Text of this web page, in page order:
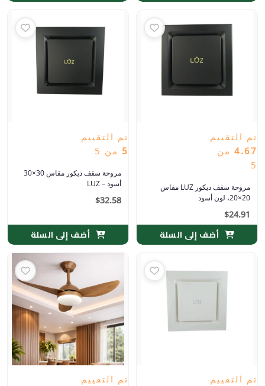
تم التقييم
4.67 من
5
مروحة سقف ديكور LUZ مقاس
20×20، لون أسود
$24.91
أضف إلى السلة
تم التقييم
5 من 5
مروحة سقف ديكور مقاس 30×30
أسود – LUZ
$32.58
أضف إلى السلة
تم التقييم
تم التقييم